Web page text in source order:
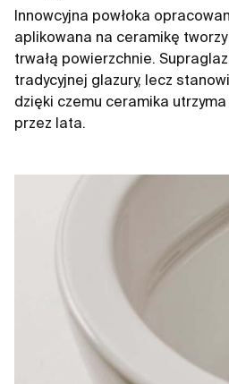
Innowcyjna powłoka
aplikowana na ceramikę
trwałą powierzchnie.
tradycyjnej glazury, lecz
dzięki czemu ceramika
przez lata.